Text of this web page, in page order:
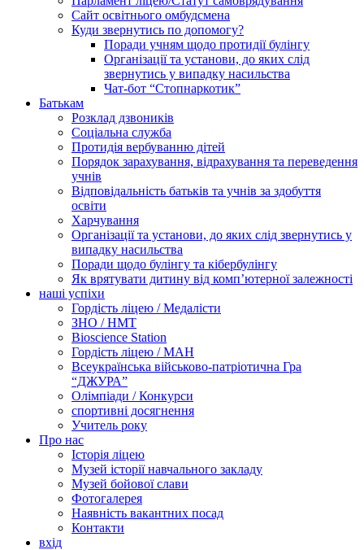
Сайт освітнього омбудсмена
Куди звернутись по допомогу?
Поради учням щодо протидії булінгу
Організації та установи, до яких слід
звернутись у випадку насильства
Чат-бот “Стопнаркотик”
Батькам
Розклад дзвоників
Соціальна служба
Протидія вербуванню дітей
Порядок зарахування, відрахування та переведення
учнів
Відповідальність батьків та учнів за здобуття
освіти
Харчування
Організації та установи, до яких слід звернутись у
випадку насильства
Поради щодо булінгу та кібербулінгу
Як врятувати дитину від комп’ютерної залежності
наші успіхи
Гордість ліцею / Медалісти
ЗНО / НМТ
Bioscience Station
Гордість ліцею / МАН
Всеукраїнська військово-патріотична Гра
“ДЖУРА”
Олімпіади / Конкурси
спортивні досягнення
Учитель року
Про нас
Історія ліцею
Музей історії навчального закладу
Музей бойової слави
Фотогалерея
Наявність вакантних посад
Контакти
вхід